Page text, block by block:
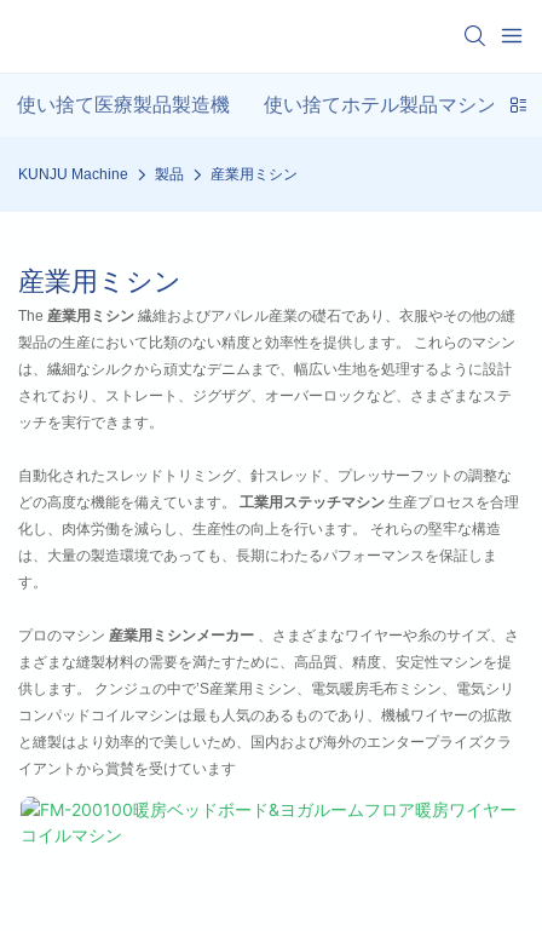
使い捨て医療製品製造機 使い捨てホテル製品マシン
KUNJU Machine 製品 産業用ミシン
産業用ミシン
The 産業用ミシン 繊維およびアパレル産業の礎石であり、衣服やその他の縫
製品の生産において比類のない精度と効率性を提供します。 これらのマシン
は、繊細なシルクから頑丈なデニムまで、幅広い生地を処理するように設計
されており、ストレート、ジグザグ、オーバーロックなど、さまざまなステ
ッチを実行できます。
自動化されたスレッドトリミング、針スレッド、プレッサーフットの調整な
どの高度な機能を備えています。 工業用ステッチマシン 生産プロセスを合理
化し、肉体労働を減らし、生産性の向上を行います。 それらの堅牢な構造
は、大量の製造環境であっても、長期にわたるパフォーマンスを保証しま
す。
プロのマシン 産業用ミシンメーカー 、さまざまなワイヤーや糸のサイズ、さ
まざまな縫製材料の需要を満たすために、高品質、精度、安定性マシンを提
供します。 クンジュの中で’S産業用ミシン、電気暖房毛布ミシン、電気シリ
コンパッドコイルマシンは最も人気のあるものであり、機械ワイヤーの拡散
と縫製はより効率的で美しいため、国内および海外のエンタープライズクラ
イアントから賞賛を受けています